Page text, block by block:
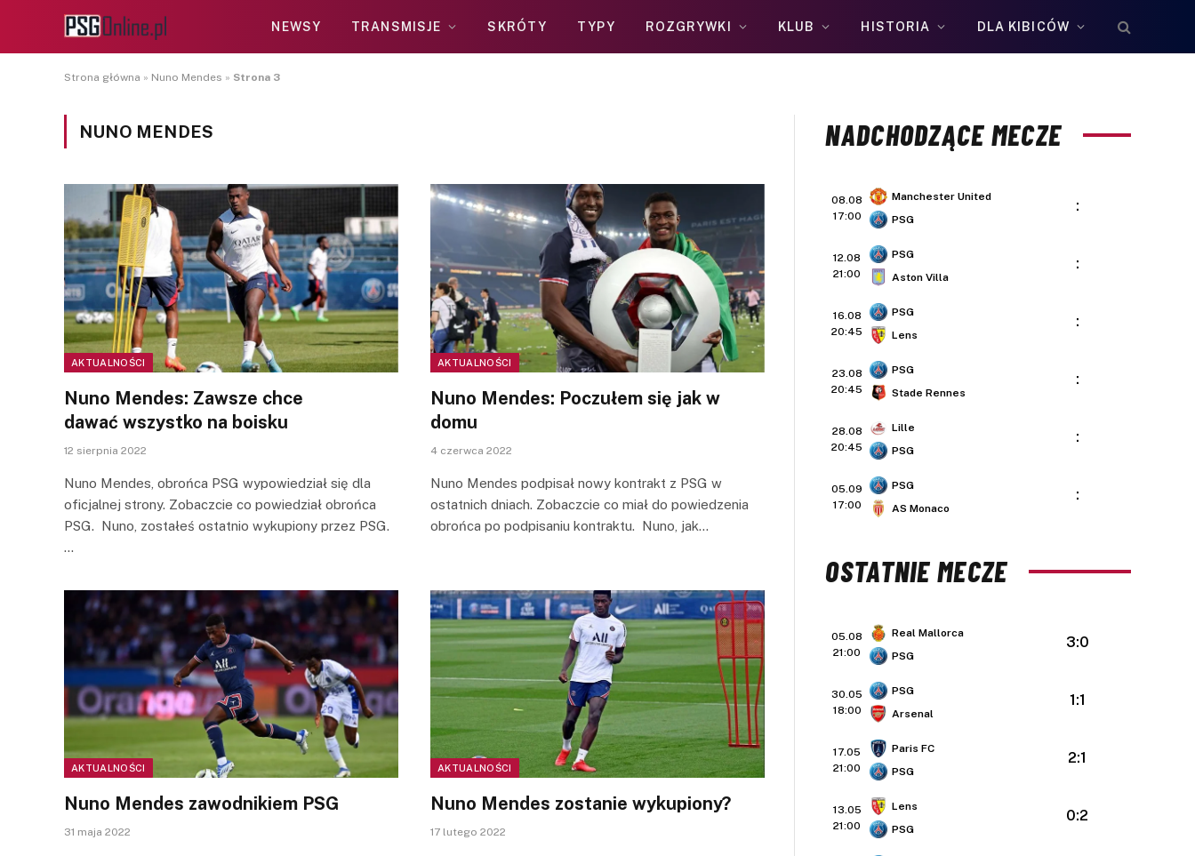
NEWSY TRANSMISJE SKRÓTY TYPY ROZGRYWKI KLUB HISTORIA DLA KIBICÓW
Strona główna » Nuno Mendes » Strona 3
NUNO MENDES
AKTUALNOŚCI
Nuno Mendes: Zawsze chce
dawać wszystko na boisku
12 sierpnia 2022
Nuno Mendes, obrońca PSG wypowiedział się dla
oficjalnej strony. Zobaczcie co powiedział obrońca
PSG. Nuno, zostałeś ostatnio wykupiony przez PSG.
…
AKTUALNOŚCI
Nuno Mendes: Poczułem się jak w
domu
4 czerwca 2022
Nuno Mendes podpisał nowy kontrakt z PSG w
ostatnich dniach. Zobaczcie co miał do powiedzenia
obrońca po podpisaniu kontraktu. Nuno, jak…
AKTUALNOŚCI
Nuno Mendes zawodnikiem PSG
31 maja 2022
AKTUALNOŚCI
Nuno Mendes zostanie wykupiony?
17 lutego 2022
NADCHODZĄCE MECZE
08.08
17:00
Manchester United
PSG
:
12.08
21:00
PSG
Aston Villa
:
16.08
20:45
PSG
Lens
:
23.08
20:45
PSG
Stade Rennes
:
28.08
20:45
Lille
PSG
:
05.09
17:00
PSG
AS Monaco
:
OSTATNIE MECZE
05.08
21:00
Real Mallorca
PSG
3:0
30.05
18:00
PSG
Arsenal
1:1
17.05
21:00
Paris FC
PSG
2:1
13.05
21:00
Lens
PSG
0:2